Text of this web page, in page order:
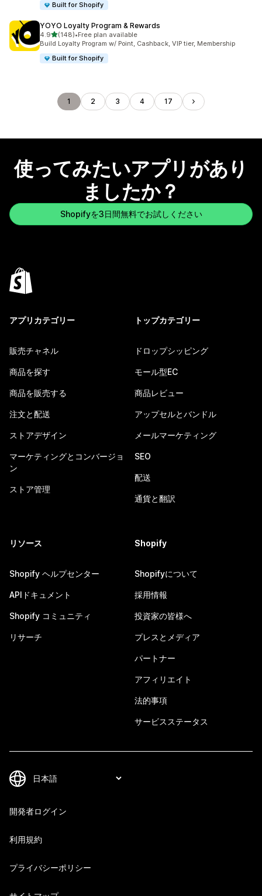
Built for Shopify
YOYO Loyalty Program & Rewards
4.95つ星中
(148)
合計レビュー数：148件
•Free plan available
Build Loyalty Program w/ Point, Cashback, VIP tier, Membership
Built for Shopify
1 2 3 4 17
使ってみたいアプリがあり
ましたか？
Shopifyを3日間無料でお試しください
アプリカテゴリー
販売チャネル
商品を探す
商品を販売する
注文と配送
ストアデザイン
マーケティングとコンバージョ
ン
ストア管理
トップカテゴリー
ドロップシッピング
モール型EC
商品レビュー
アップセルとバンドル
メールマーケティング
SEO
配送
通貨と翻訳
リソース
Shopify ヘルプセンター
APIドキュメント
Shopify コミュニティ
リサーチ
Shopify
Shopifyについて
採用情報
投資家の皆様へ
プレスとメディア
パートナー
アフィリエイト
法的事項
サービスステータス
開発者ログイン
利用規約
プライバシーポリシー